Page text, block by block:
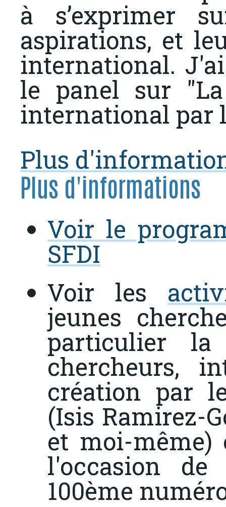
à s’exprimer
aspirations, et
international.
le panel sur
international par
Plus
Plus d'informations
Voir le
SFDI
Voir les
jeunes
particulier la
chercheurs,
création par
(Isis Ramirez-
et moi-même)
l'occasion
100ème